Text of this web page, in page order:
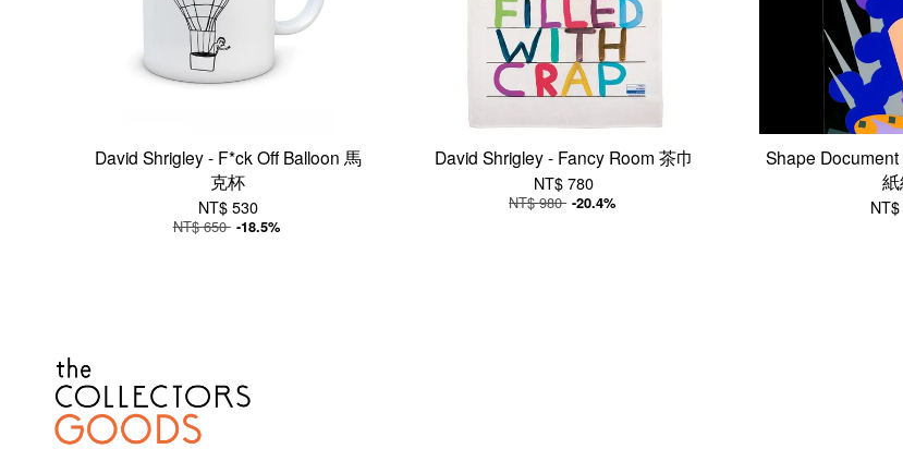
David Shrigley - F*ck Off Balloon 馬
克杯
NT$ 530
NT$ 650 -18.5%
David Shrigley - Fancy Room 茶巾
NT$ 780
NT$ 980 -20.4%
Shape
紙